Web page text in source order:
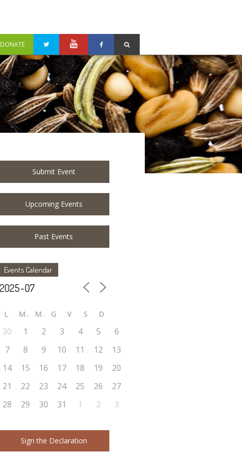
DONATE
Submit Event
Upcoming Events
Past Events
Events Calendar
L M M G V S D
30 1 2 3 4 5
6
7
8 9 10 11 12
13
14
15 16 17 18 19
20
21
22 23 24 25 26
27
28
29 30 31 1 2 3
Sign the Declaration